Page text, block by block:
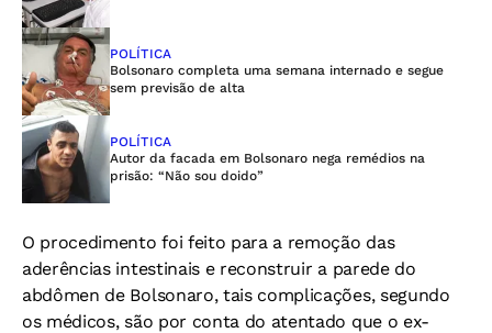
POLÍTICA
Bolsonaro completa uma semana internado e segue
sem previsão de alta
POLÍTICA
Autor da facada em Bolsonaro nega remédios na
prisão: “Não sou doido”
O procedimento foi feito para a remoção das
aderências intestinais e reconstruir a parede do
abdômen de Bolsonaro, tais complicações, segundo
os médicos, são por conta do atentado que o ex-